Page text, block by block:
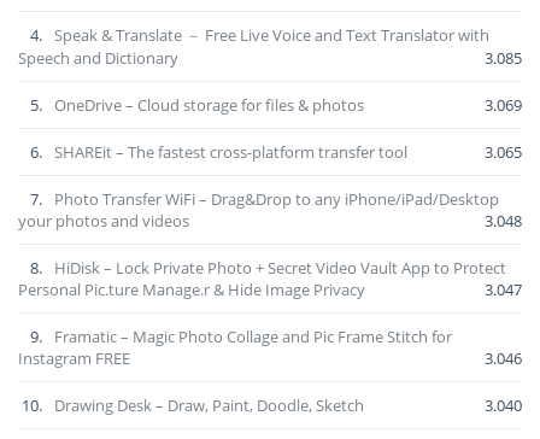
4. Speak & Translate － Free Live Voice and Text Translator with
Speech and Dictionary
3.085
5. OneDrive – Cloud storage for files & photos 3.069
6. SHAREit – The fastest cross-platform transfer tool 3.065
7.
Photo Transfer WiFi – Drag&Drop to any iPhone/iPad/Desktop
your photos and videos
3.048
8.
HiDisk – Lock Private Photo + Secret Video Vault App to Protect
Personal Pic.ture Manage.r & Hide Image Privacy
3.047
9.
Framatic – Magic Photo Collage and Pic Frame Stitch for
Instagram FREE
3.046
10. Drawing Desk – Draw, Paint, Doodle, Sketch 3.040